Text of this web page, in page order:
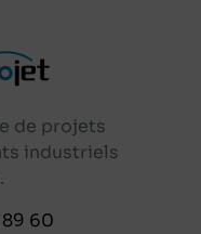
de projets
industriels
89 60